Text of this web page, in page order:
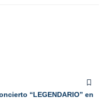
“LEGENDARIO” en